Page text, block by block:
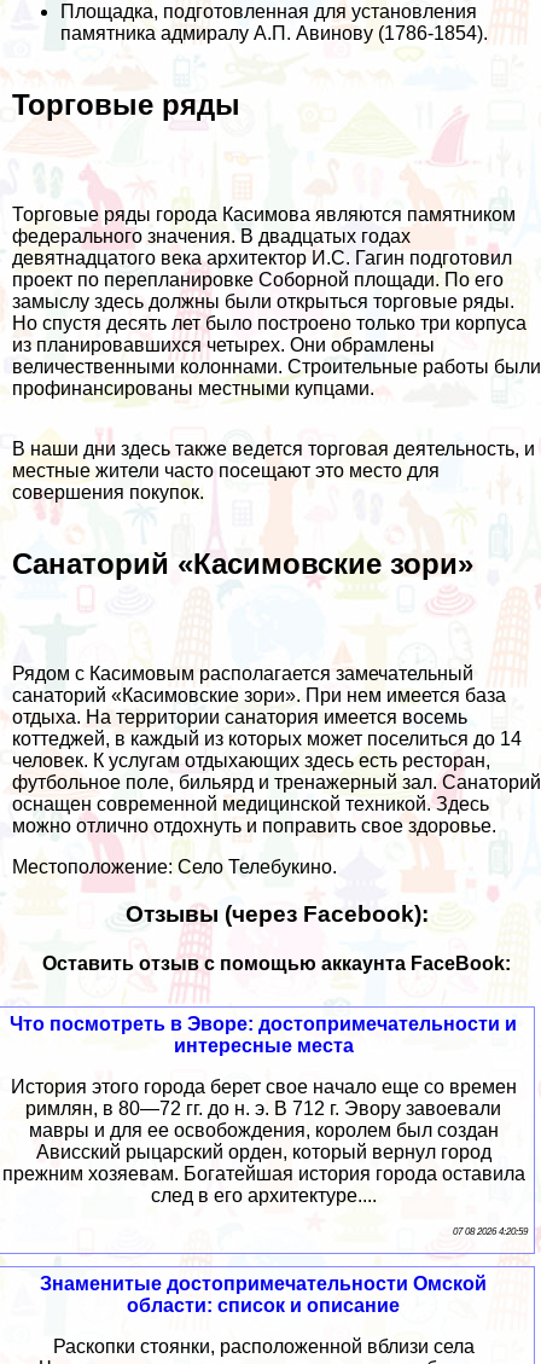
Площадка, подготовленная для установления
памятника адмиралу А.П. Авинову (1786-1854).
Торговые ряды
Торговые ряды города Касимова являются памятником
федерального значения. В двадцатых годах
девятнадцатого века архитектор И.С. Гагин подготовил
проект по перепланировке Соборной площади. По его
замыслу здесь должны были открыться торговые ряды.
Но спустя десять лет было построено только три корпуса
из планировавшихся четырех. Они обрамлены
величественными колоннами. Строительные работы были
профинансированы местными купцами.
В наши дни здесь также ведется торговая деятельность, и
местные жители часто посещают это место для
совершения покупок.
Санаторий «Касимовские зори»
Рядом с Касимовым располагается замечательный
санаторий «Касимовские зори». При нем имеется база
отдыха. На территории санатория имеется восемь
коттеджей, в каждый из которых может поселиться до 14
человек. К услугам отдыхающих здесь есть ресторан,
футбольное поле, бильярд и тренажерный зал. Санаторий
оснащен современной медицинской техникой. Здесь
можно отлично отдохнуть и поправить свое здоровье.
Местоположение: Село Телебукино.
Отзывы (через Facebook):
Оставить отзыв с помощью аккаунта FaceBook:
Что посмотреть в Эворе: достопримечательности и
интересные места
История этого города берет свое начало еще со времен
римлян, в 80—72 гг. до н. э. В 712 г. Эвору завоевали
мавры и для ее освобождения, королем был создан
Ависский рыцарский орден, который вернул город
прежним хозяевам. Богатейшая история города оставила
след в его архитектуре....
07 08 2026 4:20:59
Знаменитые достопримечательности Омской
области: список и описание
Раскопки стоянки, расположенной вблизи села